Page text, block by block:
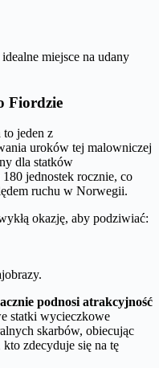
miejsce na udany
Fiordzie
to jeden z
uroków tej malowniczej
dla statków
jednostek rocznie, co
ruchu w Norwegii.
okazję, aby podziwiać:
podnosi atrakcyjność
statki wycieczkowe
skarbów, obiecując
zdecyduje się na tę